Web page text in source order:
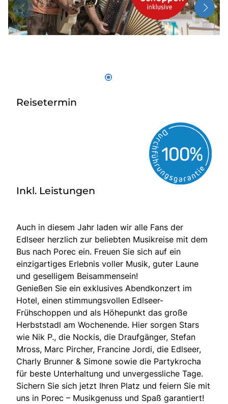
Über bus dich weg!
Radio!
Reisetermin
Inkl. Leistungen
Auch in diesem Jahr laden wir alle Fans der
Edlseer herzlich zur beliebten Musikreise mit dem
Bus nach Porec ein. Freuen Sie sich auf ein
einzigartiges Erlebnis voller Musik, guter Laune
und geselligem Beisammensein!
Genießen Sie ein exklusives Abendkonzert im
Hotel, einen stimmungsvollen Edlseer-
Frühschoppen und als Höhepunkt das große
Herbststadl am Wochenende. Hier sorgen Stars
wie Nik P., die Nockis, die Draufgänger, Stefan
Mross, Marc Pircher, Francine Jordi, die Edlseer,
Charly Brunner & Simone sowie die Partykrocha
für beste Unterhaltung und unvergessliche Tage.
Sichern Sie sich jetzt Ihren Platz und feiern Sie mit
uns in Porec – Musikgenuss und Spaß garantiert!